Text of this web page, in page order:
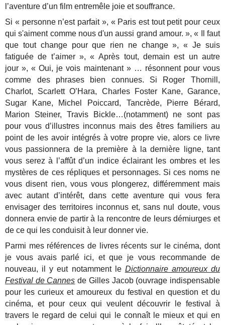
l’aventure d’un film entremêle joie et souffrance.
Si « personne n’est parfait », « Paris est tout petit pour ceux
qui s'aiment comme nous d'un aussi grand amour. », « Il faut
que tout change pour que rien ne change », « Je suis
fatiguée de t’aimer », « Après tout, demain est un autre
jour », « Oui, je vois maintenant » … résonnent pour vous
comme des phrases bien connues. Si Roger Thornill,
Charlot, Scarlett O’Hara, Charles Foster Kane, Garance,
Sugar Kane, Michel Poiccard, Tancrède, Pierre Bérard,
Marion Steiner, Travis Bickle…(notamment) ne sont pas
pour vous d’illustres inconnus mais des êtres familiers au
point de les avoir intégrés à votre propre vie, alors ce livre
vous passionnera de la première à la dernière ligne, tant
vous serez à l’affût d’un indice éclairant les ombres et les
mystères de ces répliques et personnages. Si ces noms ne
vous disent rien, vous vous plongerez, différemment mais
avec autant d’intérêt, dans cette aventure qui vous fera
envisager des territoires inconnus et, sans nul doute, vous
donnera envie de partir à la rencontre de leurs démiurges et
de ce qui les conduisit à leur donner vie.
Parmi mes références de livres récents sur le cinéma, dont
je vous avais parlé ici, et que je vous recommande de
nouveau, il y eut notamment le Dictionnaire amoureux du
Festival de Cannes de Gilles Jacob (ouvrage indispensable
pour les curieux et amoureux du festival en question et du
cinéma, et pour ceux qui veulent découvrir le festival à
travers le regard de celui qui le connaît le mieux et qui en